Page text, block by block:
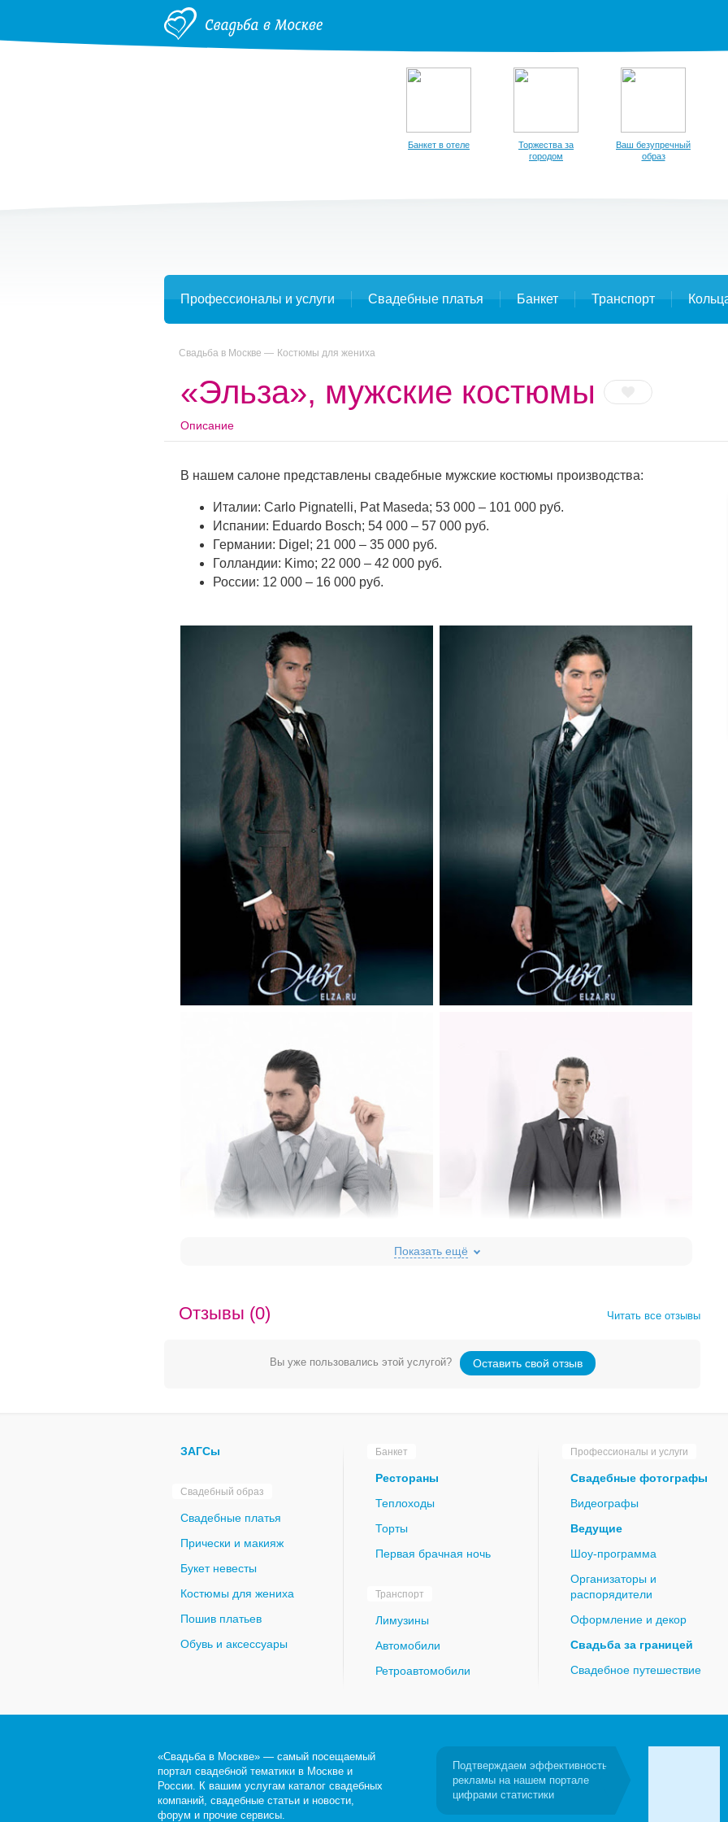
Банкет в отеле
Торжества за
городом
Ваш безупречный
образ
Профессионалы и услуги Свадебные платья Банкет Транспорт
Свадьба в Москве Костюмы для жениха
«Эльза», мужские костюмы
Описание
В нашем салоне представлены свадебные мужские костюмы производства:
Италии: Carlo Pignatelli, Pat Maseda; 53 000 – 101 000 руб.
Испании: Eduardo Bosch; 54 000 – 57 000 руб.
Германии: Digel; 21 000 – 35 000 руб.
Голландии: Kimo; 22 000 – 42 000 руб.
России: 12 000 – 16 000 руб.
Отзывы (0) Читать все отзывы
Вы уже пользовались этой услугой? Оставить свой отзыв
ЗАГСы
Свадебный образ
Свадебные платья
Прически и макияж
Букет невесты
Костюмы для жениха
Пошив платьев
Обувь и аксессуары
Банкет
Рестораны
Теплоходы
Торты
Первая брачная ночь
Транспорт
Лимузины
Автомобили
Ретроавтомобили
Профессионалы и услуги
Свадебные фотографы
Видеографы
Ведущие
Шоу-программа
Организаторы и
распорядители
Оформление и декор
Свадьба за границей
Свадебное путешествие
«Свадьба в Москве» — самый посещаемый
портал свадебной тематики в Москве и
России. К вашим услугам каталог свадебных
компаний, свадебные статьи и новости,
форум и прочие сервисы.
Подтверждаем эффективность
рекламы на нашем портале
цифрами статистики